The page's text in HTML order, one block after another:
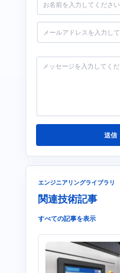
*
メ
ル
メ
送信
エンジニアリングライブラリ
関連技術記事
すべての記事を表示